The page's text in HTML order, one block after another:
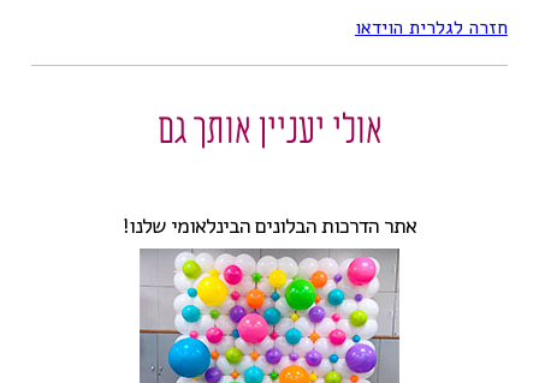
חזרה לגלרית הוידאו
אולי יעניין אותך גם
אתר הדרכות הבלונים הבינלאומי שלנו!